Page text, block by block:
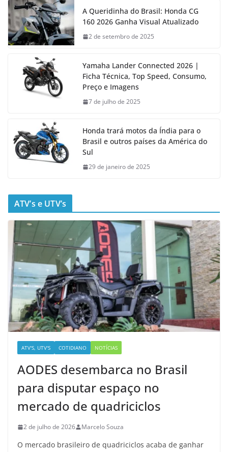
A Queridinha do Brasil: Honda CG
160 2026 Ganha Visual Atualizado
2 de setembro de 2025
Yamaha Lander Connected 2026 |
Ficha Técnica, Top Speed, Consumo,
Preço e Imagens
7 de julho de 2025
Honda trará motos da Índia para o
Brasil e outros países da América do
Sul
29 de janeiro de 2025
ATV’s e UTV’s
ATV'S, UTV'S COTIDIANO NOTÍCIAS
AODES desembarca no Brasil
para disputar espaço no
mercado de quadriciclos
2 de julho de 2026 Marcelo Souza
O mercado brasileiro de quadriciclos acaba de ganhar